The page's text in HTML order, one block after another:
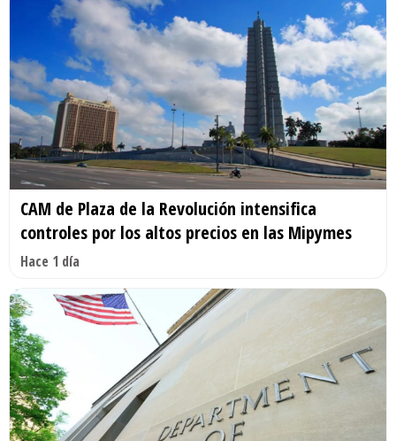
CAM de Plaza de la Revolución intensifica
controles por los altos precios en las Mipymes
Hace 1 día